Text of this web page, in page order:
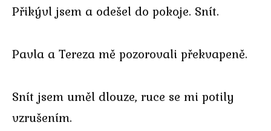
Přikývl jsem a odešel do pokoje. Snít.
Pavla a Tereza mě pozorovali překvapeně.
Snít jsem uměl dlouze, ruce se mi potily
vzrušením.